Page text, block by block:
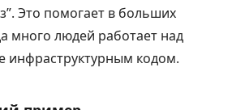
Это помогает в больших
много людей работает над
инфраструктурным кодом.